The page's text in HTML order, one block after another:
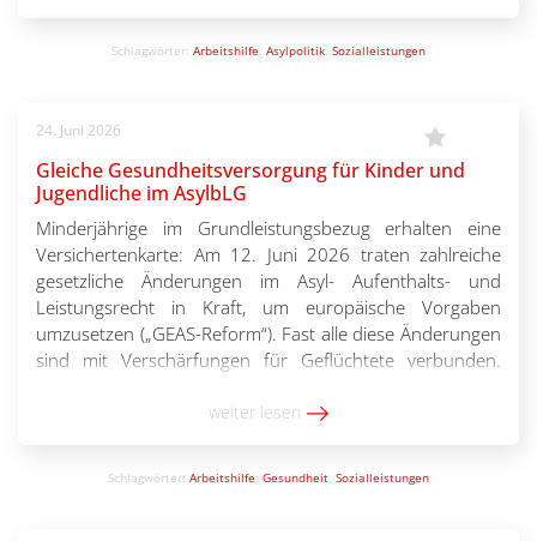
Kinder eingeschränkt; 74 Prozent halten die
sei nicht möglich. Die Bezahlkarte erweist sich in der […]
Schlagwörter: Arbeitshilfe, Asylpolitik, Sozialleistungen
24. Juni 2026
Gleiche Gesundheitsversorgung für Kinder und
Jugendliche im AsylbLG
Minderjährige im Grundleistungsbezug erhalten eine
Versichertenkarte: Am 12. Juni 2026 traten zahlreiche
gesetzliche Änderungen im Asyl- Aufenthalts- und
Leistungsrecht in Kraft, um europäische Vorgaben
umzusetzen („GEAS-Reform“). Fast alle diese Änderungen
sind mit Verschärfungen für Geflüchtete verbunden.
Gesetzespakets, die Verbesserung bei der
weiter lesen
Schlagwörter: Arbeitshilfe, Gesundheit, Sozialleistungen